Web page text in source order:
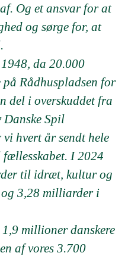
Og et ansvar for at
og sørge for, at
da 20.000
Rådhuspladsen for
del i overskuddet fra
Danske Spil
hvert år sendt hele
I 2024
til idræt, kultur og
3,28 milliarder i
millioner danskere
af vores 3.700